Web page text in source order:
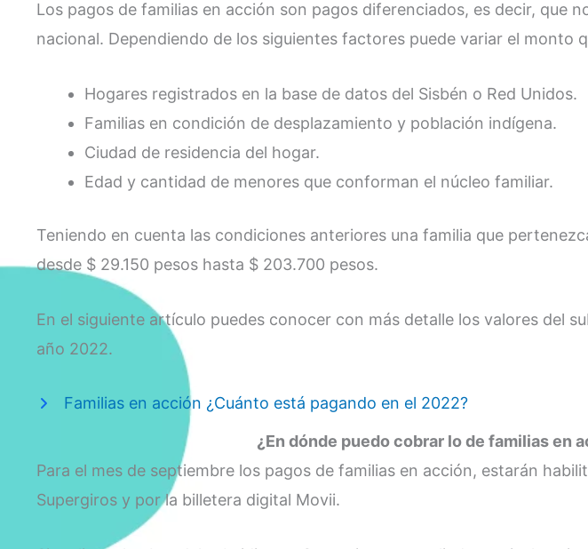
Los pagos de familias en acción son pagos diferenciados, es decir, que
nacional. Dependiendo de los siguientes factores puede variar el monto
Hogares registrados en la base de datos del Sisbén o Red Unidos.
Familias en condición de desplazamiento y población indígena.
Ciudad de residencia del hogar.
Edad y cantidad de menores que conforman el núcleo familiar.
Teniendo en cuenta las condiciones anteriores una familia que
desde $ 29.150 pesos hasta $ 203.700 pesos.
En el siguiente artículo puedes conocer con más detalle los valores del
año 2022.
Familias en acción ¿Cuánto está pagando en el 2022?
¿En dónde puedo cobrar lo de familias en
Para el mes de septiembre los pagos de familias en acción, estarán
Supergiros y por la billetera digital Movii.